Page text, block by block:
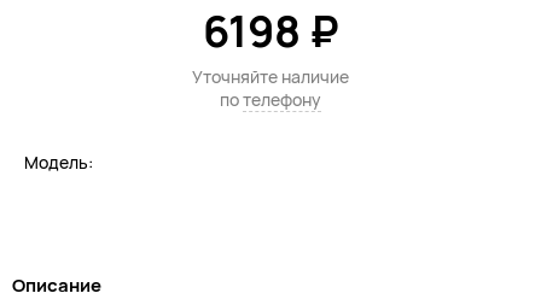
Модель:
6198 ₽
Уточняйте наличие
потелефону
Описание